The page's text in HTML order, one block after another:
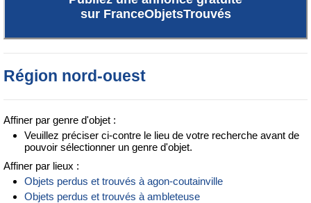
sur FranceObjetsTrouvés
Région nord-ouest
Affiner par genre d'objet :
Veuillez préciser ci-contre le lieu de votre recherche avant de
pouvoir sélectionner un genre d'objet.
Affiner par lieux :
Objets perdus et trouvés à agon-coutainville
Objets perdus et trouvés à ambleteuse